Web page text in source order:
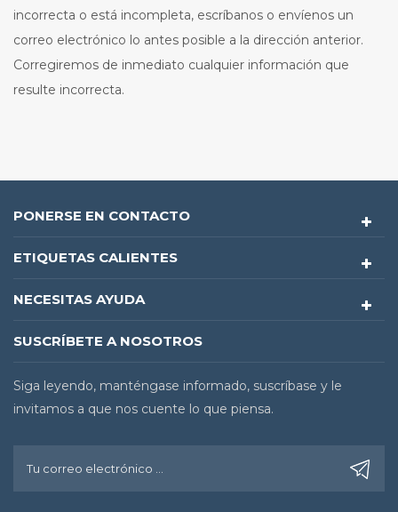
incorrecta o está incompleta, escríbanos o envíenos un
correo electrónico lo antes posible a la dirección anterior.
Corregiremos de inmediato cualquier información que
resulte incorrecta.
PONERSE EN CONTACTO
ETIQUETAS CALIENTES
NECESITAS AYUDA
SUSCRÍBETE A NOSOTROS
Siga leyendo, manténgase informado, suscríbase y le
invitamos a que nos cuente lo que piensa.